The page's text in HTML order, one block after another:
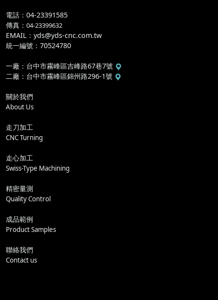
電話：04-23391585
傳真 ： 04-23399632
EMAIL ： yds@yds-cnc.com.tw
統一編號 ： 70524780
一廠 ： 台中市霧峰區吉峰路67巷7號
二廠 ： 台中市霧峰區錦州路296-1號
關於我們
About Us
走刀加工
CNC Turning
走心加工
Swiss-Type Machining
精密量測
Quality Control
成品範例
Product Samples
聯絡我們
Contact us